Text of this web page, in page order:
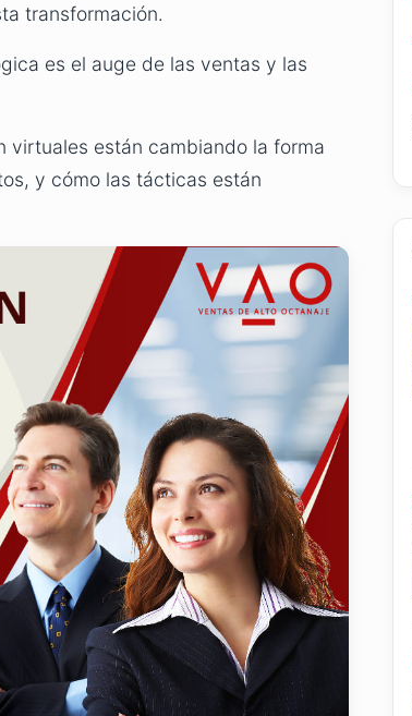
transformación.
es el auge de las ventas y las
virtuales están cambiando la forma
y cómo las tácticas están